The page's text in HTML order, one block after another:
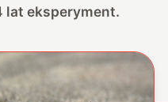
lat eksperyment.